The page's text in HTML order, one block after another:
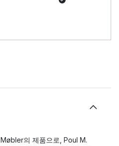
의 제품으로, Poul M.